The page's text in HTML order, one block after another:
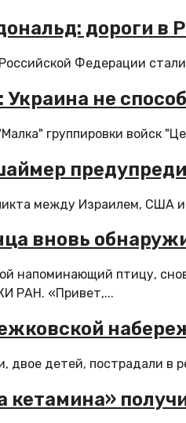
дороги в
Федерации
не
группировки войск
между Израилем, США
вновь
напоминающий птицу,
РАН. «Привет,...
двое детей, пострадали
кетамина»